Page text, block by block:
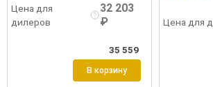
Цена для
дилеров
32 203
₽
35 559
В корзину
Цена для